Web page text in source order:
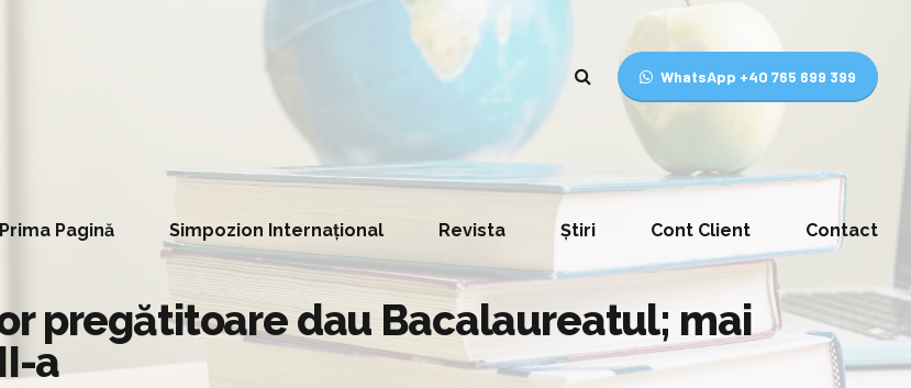
WhatsApp +40 765 699 399
Prima Pagină Simpozion Internațional Revista Știri Cont Client Contact
pregătitoare dau Bacalaureatul; mai
a